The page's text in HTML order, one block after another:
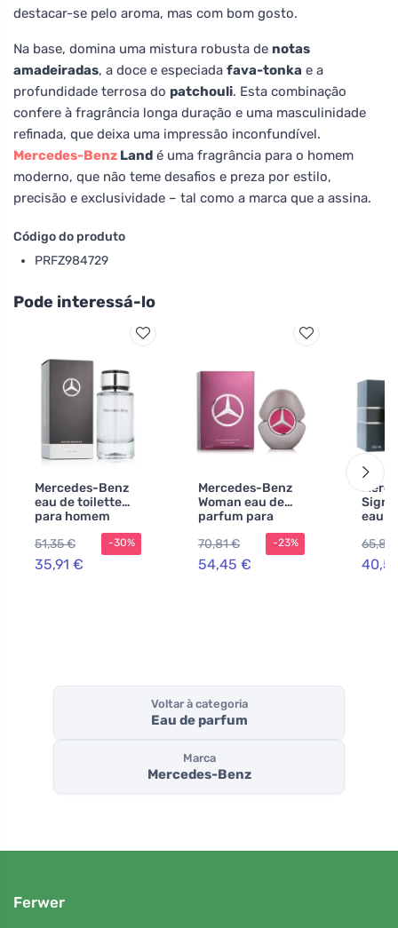
destacar-se pelo aroma, mas com bom gosto.
Na base, domina uma mistura robusta de notas
amadeiradas, a doce e especiada fava-tonka e a
profundidade terrosa do patchouli. Esta combinação
confere à fragrância longa duração e uma masculinidade
refinada, que deixa uma impressão inconfundível.
Mercedes-Benz Land é uma fragrância para o homem
moderno, que não teme desafios e preza por estilo,
precisão e exclusividade – tal como a marca que a assina.
Código do produto
PRFZ984729
Pode interessá-lo
Mercedes-Benz
eau de toilette
para homem
51,35 €
35,91 €
-30%
Mercedes-Benz
Woman eau de
parfum para
70,81 €
54,45 €
-23%
Sign
eau
ml
65,82
Voltar à categoria
Eau de parfum
Marca
Mercedes-Benz
Ferwer